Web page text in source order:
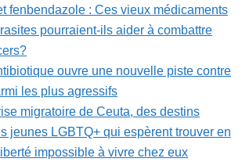
fenbendazole : Ces vieux médicaments
pourraient-ils aider à combattre
ouvre une nouvelle piste contre
les plus agressifs
migratoire de Ceuta, des destins
jeunes LGBTQ+ qui espèrent trouver en
impossible à vivre chez eux